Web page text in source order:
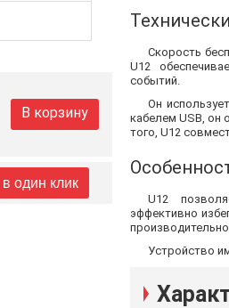
В корзину
в один клик
Скорость
U12
событий.
Он
кабелем USB, он
того, U12
U12
эффективно
Устройство